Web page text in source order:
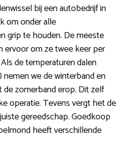
bij een autobedrijf in
om onder alle
grip te houden. De meeste
ervoor om ze twee keer per
de temperaturen dalen
we de winterband en
zomerband erop. Dit zelf
operatie. Tevens vergt het de
gereedschap. Goedkoop
heeft verschillende